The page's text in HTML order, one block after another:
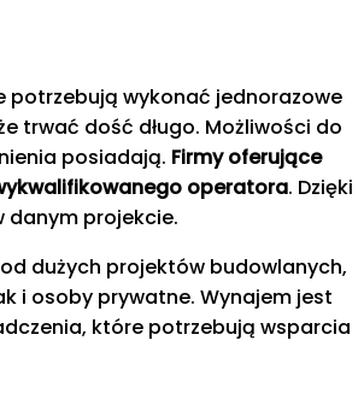
potrzebują wykonać jednorazowe
trwać dość długo. Możliwości do
posiadają. Firmy oferujące
operatora. Dzięki
danym projekcie.
dużych projektów budowlanych,
i osoby prywatne. Wynajem jest
które potrzebują wsparcia